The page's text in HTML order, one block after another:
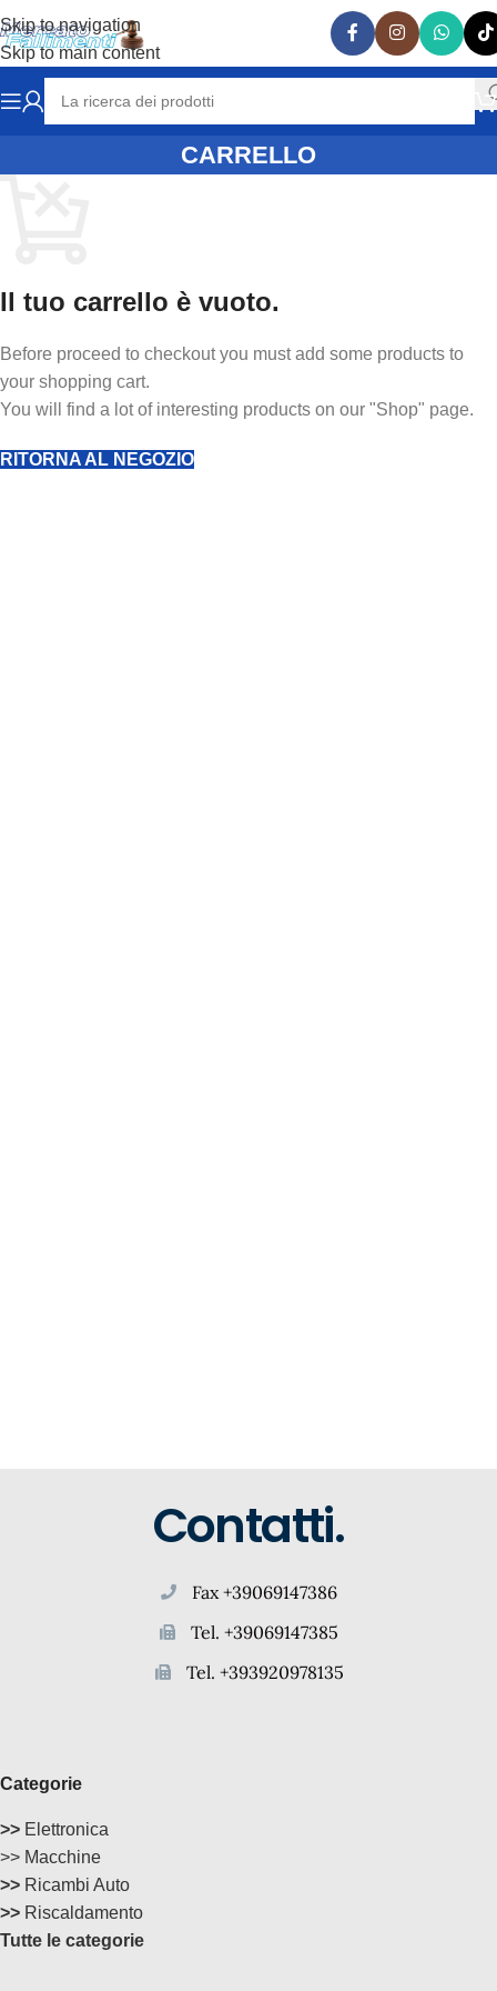
Skip to navigation
Skip to main content
CARRELLO
Il tuo carrello è vuoto.
Before proceed to checkout you must add some products to
your shopping cart.
You will find a lot of interesting products on our "Shop" page.
RITORNA AL NEGOZIO
Contatti.
Fax +39069147386
Tel. +39069147385
Tel. +393920978135
Categorie
>> Elettronica
>> Macchine
>> Ricambi Auto
>> Riscaldamento
Tutte le categorie